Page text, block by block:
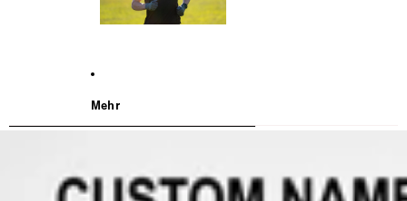
Mehr
WEITER ZU DEN PRODUKTINFORMATIONEN